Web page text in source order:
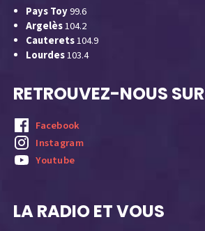
Pays Toy99.6
Argelès104.2
Cauterets104.9
Lourdes103.4
RETROUVEZ-NOUS SUR
Facebook
Instagram
Youtube
LA RADIO ET VOUS